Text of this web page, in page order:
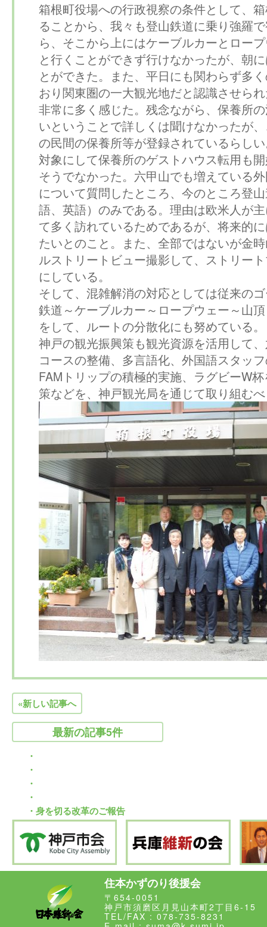
箱根町役場への行政視察の条件として、
ることから、我々も登山鉄道に乗り強羅
ら、そこから上にはケーブルカーとロー
と行くことができず行けなかったが、朝
とができた。また、平日にも関わらず多
おり関東圏の一大観光地だと認識させら
非常に多く感じた。残念ながら、保養所
いということで詳しくは聞けなかったが
の民間の保養所等が登録されているらし
対象にして保養所のゲストハウス転用も
そうでなかった。六甲山でも増えている
について質問したところ、今のところ登
語、英語）のみである。理由は欧米人が
て多く訪れているためであるが、将来的
たいとのこと。また、全部ではないが金
ルストリートビュー撮影して、ストリー
にしている。
そして、混雑解消の対応としては従来の
鉄道～ケーブルカー～ロープウェー～山
をして、ルートの分散化にも努めている。
神戸の観光振興策も観光資源を活用して
コースの整備、多言語化、外国語スタッ
FAMトリップの積極的実施、ラグビーW
策などを、神戸観光局を通じて取り組む
«新しい記事へ
最新の記事5件
・
Warning
sumi.jp/public_html/wp/wp-content/themes/sumimoto2.4/
【市政報告】すますみ便り･･･
・
Warning
sumi.jp/public_html/wp/wp-content/themes/sumimoto2.4/
【市政報告】すますみ便り･･･
・
Warning
sumi.jp/public_html/wp/wp-content/themes/sumimoto2.4/
【市政報告】すますみ便り･･･
・
Warning: Use of undefined constant ･･･ - assumed '･･･'
sumi.jp/public_html/wp/wp-content/themes/sumimoto2.4/
【市政報告】すますみ便り･･･
・身を切る改革のご報告
住本かずのり後援会
〒654-0051
神戸市須磨区月見山本町2丁目6-15
TEL/FAX : 078-735-8231